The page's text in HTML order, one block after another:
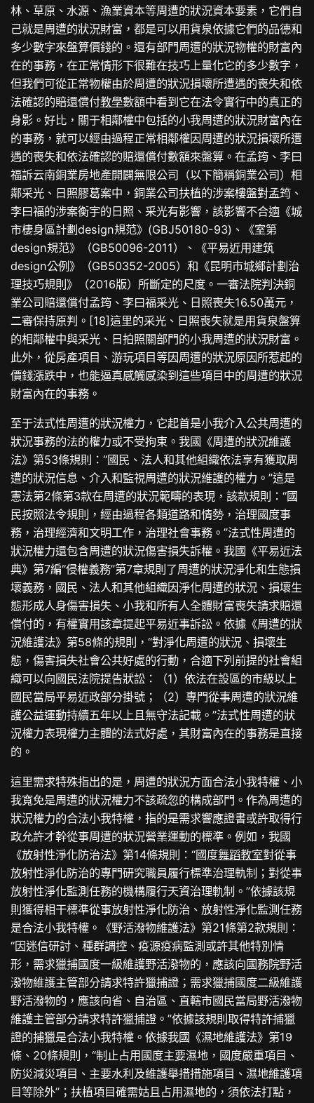
林、草原、水源、漁業資本等周遭的狀況資本要素，它們自
己就是周遭的狀況財富，都是可以用貨泉依據它們的品德和
多少數字來盤算價錢的。還有部門周遭的狀況物權的財富內
在的事務，在正常情形下很難在技巧上量化它的多少數字，
但我們可從正常物權由於周遭的狀況損壞所遭遇的喪失和依
法確認的賠還償付教學數額中看到它在法令實行中的真正的
身影。好比，關于相鄰權中包括的小我周遭的狀況財富內在
的事務，就可以經由過程正常相鄰權因周遭的狀況損壞所遭
遇的喪失和依法確認的賠還償付數額來盤算。在孟筠、李曰
福訴云南銅業房地產開闢無限公司（以下簡稱銅業公司）相
鄰采光、日照膠葛案中，銅業公司扶植的涉案樓盤對孟筠、
李曰福的涉案衡宇的日照、采光有影響，該影響不合適《城
市棲身區計劃design規范》(GBJ50180-93)、《室第
design規范》（GB50096-2011）、《平易近用建筑
design公例》（GB50352-2005）和《昆明市城鄉計劃治
理技巧規則》（2016版）所斷定的尺度。一審法院判決銅
業公司賠還償付孟筠、李曰福采光、日照喪失16.50萬元，
二審保持原判。[18]這里的采光、日照喪失就是用貨泉盤算
的相鄰權中與采光、日拍照關部門的小我周遭的狀況財富。
此外，從房產項目、游玩項目等因周遭的狀況原因所惹起的
價錢漲跌中，也能逼真感觸感染到這些項目中的周遭的狀況
財富內在的事務。
至于法式性周遭的狀況權力，它起首是小我介入公共周遭的
狀況事務的法的權力或不受拘束。我國《周遭的狀況維護
法》第53條規則：“國民、法人和其他組織依法享有獲取周
遭的狀況信息、介入和監視周遭的狀況維護的權力。”這是
憲法第2條第3款在周遭的狀況範疇的表現，該款規則：“國
民按照法令規則，經由過程各類道路和情勢，治理國度事
務，治理經濟和文明工作，治理社會事務。”法式性周遭的
狀況權力還包含周遭的狀況傷害損失訴權。我國《平易近法
典》第7編“侵權義務”第7章規則了周遭的狀況淨化和生態損
壞義務，國民、法人和其他組織因淨化周遭的狀況、損壞生
態形成人身傷害損失、小我和所有人全體財富喪失請求賠還
償付的，有權實用該章提起平易近事訴訟。依據《周遭的狀
況維護法》第58條的規則，“對淨化周遭的狀況、損壞生
態，傷害損失社會公共好處的行動，合適下列前提的社會組
織可以向國民法院提告狀訟：（1）依法在設區的市級以上
國民當局平易近政部分掛號；（2）專門從事周遭的狀況維
護公益運動持續五年以上且無守法記載。”法式性周遭的狀
況權力表現權力主體的法式好處，其財富內在的事務是直接
的。
這里需求特殊指出的是，周遭的狀況方面合法小我特權、小
我寬免是周遭的狀況權力不該疏忽的構成部門。作為周遭的
狀況權力的合法小我特權，指的是需求響應證書或許取得行
政允許才幹從事周遭的狀況營業運動的標準。例如，我國
《放射性淨化防治法》第14條規則：“國度舞蹈教室對從事
放射性淨化防治的專門研究職員履行標準治理軌制；對從事
放射性淨化監測任務的機構履行天資治理軌制。”依據該規
則獲得相干標準從事放射性淨化防治、放射性淨化監測任務
是合法小我特權。《野活潑物維護法》第21條第2款規則：
“因迷信研討、種群調控、疫源疫病監測或許其他特別情
形，需求獵捕國度一級維護野活潑物的，應該向國務院野活
潑物維護主管部分請求特許獵捕證；需求獵捕國度二級維護
野活潑物的，應該向省、自治區、直轄市國民當局野活潑物
維護主管部分請求特許獵捕證。”依據該規則取得特許捕獵
證的捕獵是合法小我特權。依據我國《濕地維護法》第19
條、20條規則，“制止占用國度主要濕地，國度嚴重項目、
防災減災項目、主要水利及維護舉措措施項目、濕地維護項
目等除外”；扶植項目確需姑且占用濕地的，須依法打點，